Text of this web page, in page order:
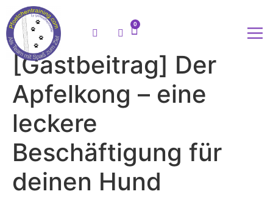
0
[Gastbeitrag] Der
Apfelkong – eine
leckere
Beschäftigung für
deinen Hund